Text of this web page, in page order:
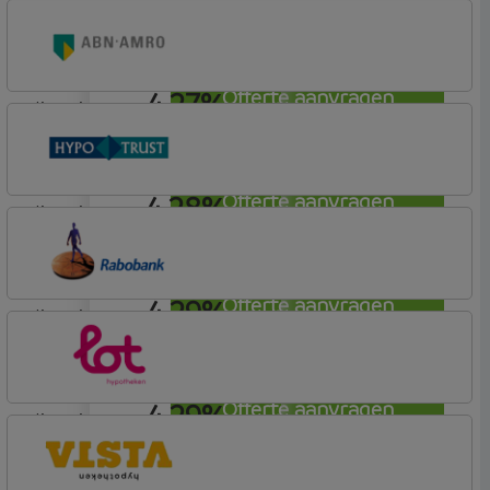
Offerte aanvragen
4,27%
Offerte aanvragen
Woning (Incl. Korting)
lineair
4,28%
Offerte aanvragen
Budget
lineair
4,29%
Offerte aanvragen
Conneqt vh HypoTrust
Elan Plus
lineair
4,29%
Rabobank Spaarbank
Basisvoorwaarden (incl korting)
lineair